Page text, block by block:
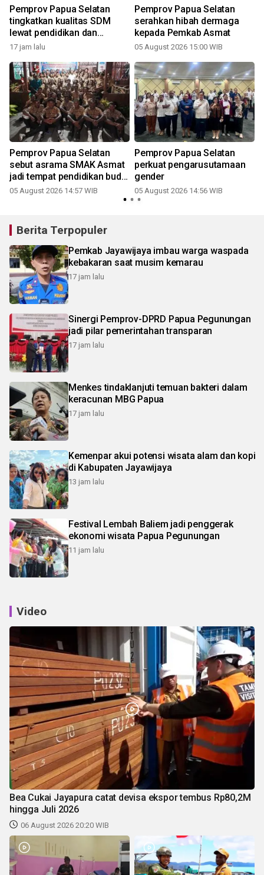
Pemprov Papua Selatan
tingkatkan kualitas SDM
lewat pendidikan dan
pelatihan
17 jam lalu
Pemprov Papua Selatan
serahkan hibah dermaga
kepada Pemkab Asmat
05 August 2026 15:00 WIB
Pemprov Papua Selatan
sebut asrama SMAK Asmat
jadi tempat pendidikan budi
pekerti
05 August 2026 14:57 WIB
Pemprov Papua Selatan
perkuat pengarusutamaan
gender
05 August 2026 14:56 WIB
Berita Terpopuler
Pemkab Jayawijaya imbau warga waspada
kebakaran saat musim kemarau
17 jam lalu
Sinergi Pemprov-DPRD Papua Pegunungan
jadi pilar pemerintahan transparan
17 jam lalu
Menkes tindaklanjuti temuan bakteri dalam
keracunan MBG Papua
17 jam lalu
Kemenpar akui potensi wisata alam dan kopi
di Kabupaten Jayawijaya
13 jam lalu
Festival Lembah Baliem jadi penggerak
ekonomi wisata Papua Pegunungan
11 jam lalu
Video
Bea Cukai Jayapura catat devisa ekspor tembus Rp80,2M
hingga Juli 2026
06 August 2026 20:20 WIB